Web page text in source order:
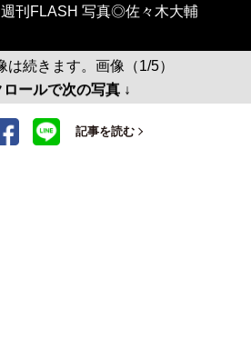
刊FLASH 写真◎佐々木大輔
は続きます。画像（1/5）
ロールで次の写真 ↓
記事を読む